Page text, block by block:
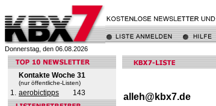
Donnerstag, den 06.08.2026
Kontakte Woche 31
(nur öffentliche-Listen)
1. aerobictipps 143 alleh@kbx7.de